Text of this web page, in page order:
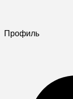
Профиль